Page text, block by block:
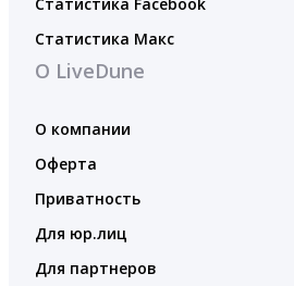
Статистика Макс
О LiveDune
О компании
Оферта
Приватность
Для юр.лиц
Для партнеров